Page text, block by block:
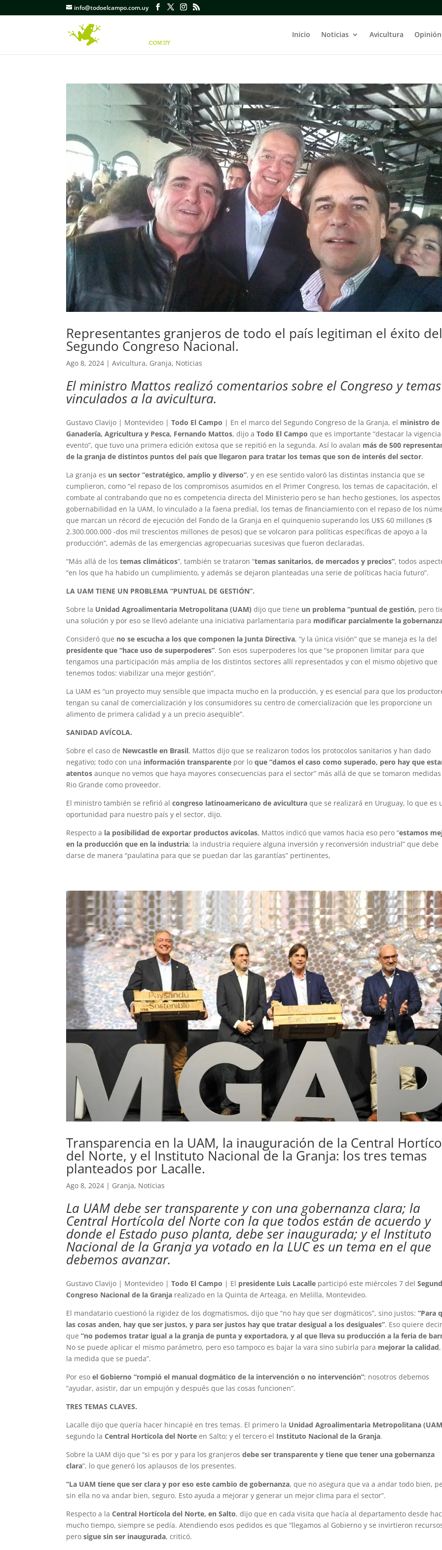
info@todoelcampo.com.uy
Inicio Noticias Avicultura Opinión
Representantes granjeros de todo el país legitiman el éxito del
Segundo Congreso Nacional.
Ago 8, 2024 |Avicultura, Granja, Noticias
El ministro Mattos realizó comentarios sobre el Congreso y temas
vinculados a la avicultura.
Gustavo Clavijo | Montevideo |Todo El Campo | En el marco del Segundo Congreso de la Granja, el ministro de
Ganadería, Agricultura y Pesca, Fernando Mattos, dijo aTodo El Campo que es importante “destacar la
evento”, que tuvo una primera edición exitosa que se repitió en la segunda. Así lo avalan más de 500
de la granja de distintos puntos del país que llegaron para tratar los temas que son de interés del sector.
La granja es un sector “estratégico, amplio y diverso”, y en ese sentido valoró las distintas instancia que se
cumplieron, como “el repaso de los compromisos asumidos en el Primer Congreso, los temas de capacitación, el
combate al contrabando que no es competencia directa del Ministerio pero se han hecho gestiones, los aspectos
gobernabilidad en la UAM, lo vinculado a la faena predial, los temas de financiamiento con el repaso de los
que marcan un récord de ejecución del Fondo de la Granja en el quinquenio superando los U$S 60 millones ($
2.300.000.000 -dos mil trescientos millones de pesos) que se volcaron para políticas específicas de apoyo a la
producción”, además de las emergencias agropecuarias sucesivas que fueron declaradas.
“Más allá de lostemas climáticos”, también se trataron “temas sanitarios, de mercados y precios”, todos
“en los que ha habido un cumplimiento, y además se dejaron planteadas una serie de políticas hacia futuro”.
LA UAM TIENE UN PROBLEMA “PUNTUAL DE GESTIÓN”.
Sobre la Unidad Agroalimentaria Metropolitana (UAM) dijo que tiene un problema “puntual de gestión, pero
una solución y por eso se llevó adelante una iniciativa parlamentaria para modificar parcialmente la
Consideró que no se escucha a los que componen la Junta Directiva, “y la única visión” que se maneja es la del
presidente que “hace uso de superpoderes”. Son esos superpoderes los que “se proponen limitar para que
tengamos una participación más amplia de los distintos sectores allí representados y con el mismo objetivo que
tenemos todos: viabilizar una mejor gestión”.
La UAM es “un proyecto muy sensible que impacta mucho en la producción, y es esencial para que los
tengan su canal de comercialización y los consumidores su centro de comercialización que les proporcione un
alimento de primera calidad y a un precio asequible”.
SANIDAD AVÍCOLA.
Sobre el caso de Newcastle en Brasil, Mattos dijo que se realizaron todos los protocolos sanitarios y han dado
negativo; todo con una información transparente por loque “damos el caso como superado, pero hay que
atentos aunque no vemos que haya mayores consecuencias para el sector” más allá de que se tomaron
Rio Grande como proveedor.
El ministro también se refirió alcongreso latinoamericano de avicultura que se realizará en Uruguay, lo que es
oportunidad para nuestro país y el sector, dijo.
Respecto a la posibilidad de exportar productos avícolas, Mattos indicó que vamos hacia eso pero “estamos
en la producción que en la industria; la industria requiere alguna inversión y reconversión industrial” que debe
darse de manera “paulatina para que se puedan dar las garantías” pertinentes,
Transparencia en la UAM, la inauguración de la Central
del Norte, y el Instituto Nacional de la Granja: los tres temas
planteados por Lacalle.
Ago 8, 2024 | Granja, Noticias
La UAM debe ser transparente y con una gobernanza clara; la
Central Hortícola del Norte con la que todos están de acuerdo y
donde el Estado puso planta, debe ser inaugurada; y el Instituto
Nacional de la Granja ya votado en la LUC es un tema en el que
debemos avanzar.
Gustavo Clavijo | Montevideo |Todo El Campo | El presidente Luis Lacalle participó este miércoles 7 del
Congreso Nacional de la Granja realizado en la Quinta de Arteaga, en Melilla, Montevideo.
El mandatario cuestionó la rigidez de los dogmatismos, dijo que “no hay que ser dogmáticos”, sino justos:“Para
las cosas anden, hay que ser justos, y para ser justos hay que tratar desigual a los desiguales”. Eso quiere decir
que“no podemos tratar igual a la granja de punta y exportadora, y al que lleva su producción a la feria de
No se puede aplicar el mismo parámetro, pero eso tampoco es bajar la vara sino subirla para mejorar la calidad
la medida que se pueda”.
Por esoel Gobierno “rompió el manual dogmático de la intervención o no intervención”; nosotros debemos
“ayudar, asistir, dar un empujón y después que las cosas funcionen”.
TRES TEMAS CLAVES.
Lacalle dijo que quería hacer hincapié en tres temas. El primero la Unidad Agroalimentaria Metropolitana
segundo laCentral Hortícola del Norte en Salto; y el tercero el Instituto Nacional de la Granja.
Sobre la UAM dijo que “si es por y para los granjerosdebe ser transparente y tiene que tener una gobernanza
clara”, lo que generó los aplausos de los presentes.
“La UAM tiene que ser clara y por eso este cambio de gobernanza, que no asegura que va a andar todo bien,
sin ella no va andar bien, seguro. Esto ayuda a mejorar y generar un mejor clima para el sector”.
Respecto a laCentral Hortícola del Norte, en Salto, dijo que en cada visita que hacía al departamento desde
mucho tiempo, siempre se pedía. Atendiendo esos pedidos es que “llegamos al Gobierno y se invirtieron
perosigue sin ser inaugurada, criticó.